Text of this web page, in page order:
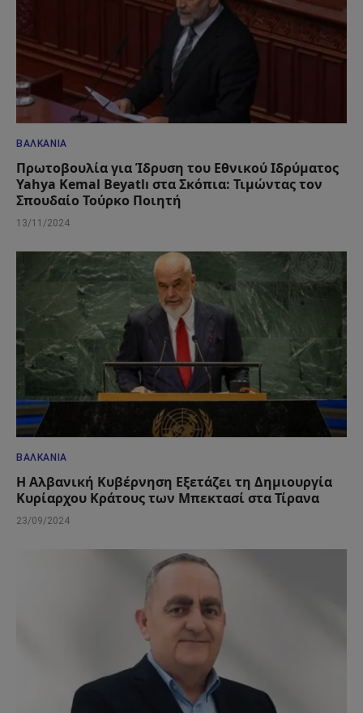
ΒΑΛΚΆΝΙΑ
Πρωτοβουλία για Ίδρυση του Εθνικού Ιδρύματος
Yahya Kemal Beyatlı στα Σκόπια: Τιμώντας τον
Σπουδαίο Τούρκο Ποιητή
13/11/2024
ΒΑΛΚΆΝΙΑ
Η Αλβανική Κυβέρνηση Εξετάζει τη Δημιουργία
Κυρίαρχου Κράτους των Μπεκτασί στα Τίρανα
23/09/2024